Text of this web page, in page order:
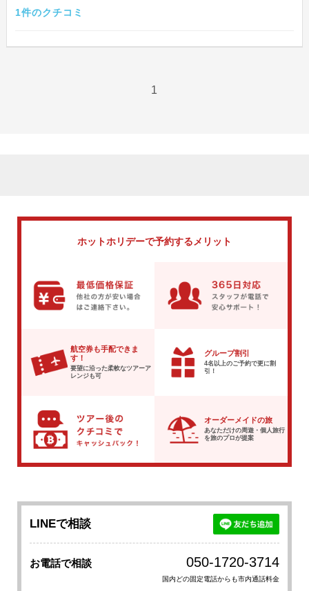
1件のクチコミ
1
ホットホリデーで予約するメリット
航空券も手配できま
す！
要望に沿った柔軟なツアーア
レンジも可
グループ割引
4名以上のご予約で更に割
引！
オーダーメイドの旅
あなただけの周遊・個人旅行
を旅のプロが提案
LINEで相談
お電話で相談 050-1720-3714
国内どの固定電話からも市内通話料金